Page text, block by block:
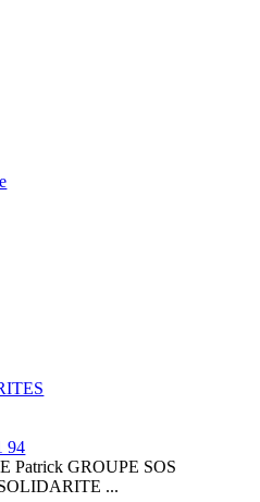
94
Patrick GROUPE SOS
...